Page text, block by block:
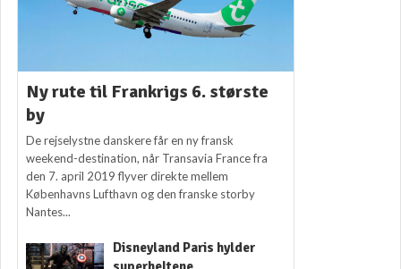
Ny rute til Frankrigs 6. største
by
De rejselystne danskere får en ny fransk
weekend-destination, når Transavia France fra
den 7. april 2019 flyver direkte mellem
Københavns Lufthavn og den franske storby
Nantes...
Disneyland Paris hylder